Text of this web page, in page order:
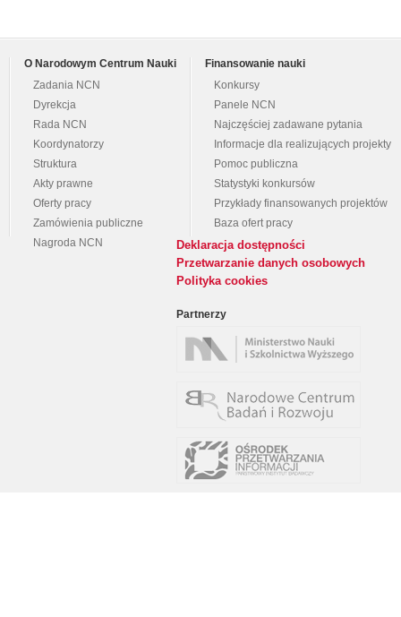
O Narodowym Centrum Nauki
Zadania NCN
Dyrekcja
Rada NCN
Koordynatorzy
Struktura
Akty prawne
Oferty pracy
Zamówienia publiczne
Nagroda NCN
Finansowanie nauki
Konkursy
Panele NCN
Najczęściej zadawane pytania
Informacje dla realizujących projekty
Pomoc publiczna
Statystyki konkursów
Przykłady finansowanych projektów
Baza ofert pracy
Deklaracja dostępności
Przetwarzanie danych osobowych
Polityka cookies
Partnerzy